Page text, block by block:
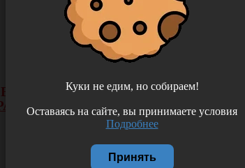
НЕ БУДЕТ ДЕЙСТВОВАТЬ
СЧЕТ.
Куки не едим, но собираем!
Оставаясь на сайте, вы принимаете условия
Подробнее
Принять